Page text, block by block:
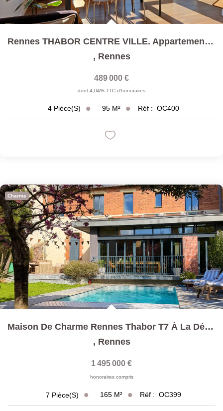
Rennes THABOR CENTRE VILLE. Appartement 95 M² Habitables...
, Rennes
489 000 €
dont 4,04% TTC d'honoraires
4 Pièce(s) 95 M² Réf : OC400
Charme
Maison De Charme Rennes Thabor T7 À La Déco Soignée
, Rennes
1 495 000 €
honoraires compris
7 Pièce(s) 165 M² Réf : OC399